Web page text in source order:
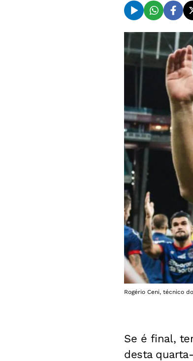
Rogério Ceni, técnico
Se é final,
desta